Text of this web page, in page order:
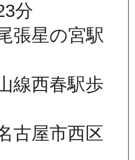
分
張星の宮駅
線西春駅歩
古屋市西区